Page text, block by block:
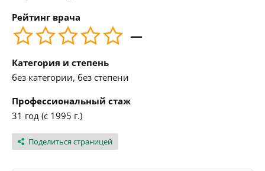
Рейтинг врача
—
Категория и степень
без категории, без степени
Профессиональный стаж
31 год (с 1995 г.)
Поделиться страницей